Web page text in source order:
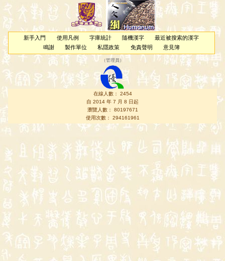
新手入門 使用凡例 字庫統計 隨機漢字
最近被搜索的漢字
鳴謝
製作單位 私隱政策 免責聲明 意見簿
（管理員 ）
在線人數： 2454
自 2014 年 7 月 8 日起
瀏覽人數： 80197671
使用次數： 294161961